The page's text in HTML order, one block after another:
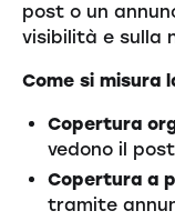
post o un
visibilità e sulla
Come si misura
Copertura
vedono il
Copertura a
tramite